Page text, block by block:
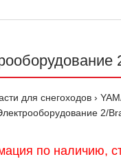
для снегоходов
2/
по наличию,